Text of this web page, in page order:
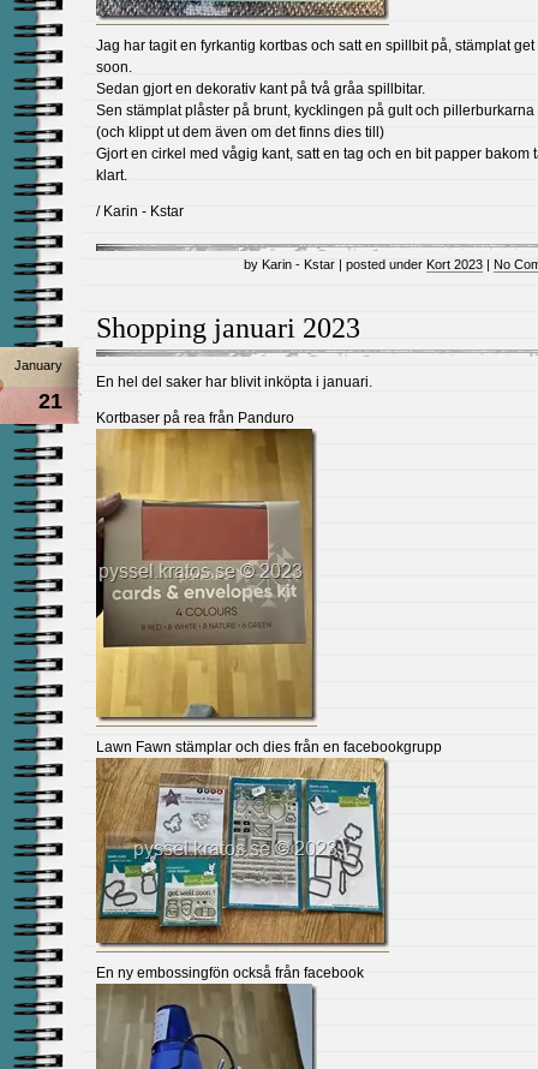
Jag har tagit en fyrkantig kortbas och satt en spillbit på, stämplat
soon.
Sedan gjort en dekorativ kant på två gråa spillbitar.
Sen stämplat plåster på brunt, kycklingen på gult och pillerburkarna
(och klippt ut dem även om det finns dies till)
Gjort en cirkel med vågig kant, satt en tag och en bit papper bakom
klart.
/ Karin - Kstar
by Karin - Kstar | posted under Kort 2023 | No
Shopping januari 2023
January
21
En hel del saker har blivit inköpta i januari.
Kortbaser på rea från Panduro
Lawn Fawn stämplar och dies från en facebookgrupp
En ny embossingfön också från facebook